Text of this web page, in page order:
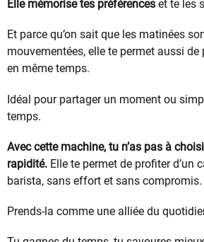
Elle mémorise tes préférences et te les
Et parce qu’on sait que les matinées
mouvementées, elle te permet aussi de
en même temps.
Idéal pour partager un moment ou
temps.
Avec cette machine, tu n’as pas à
rapidité. Elle te permet de profiter d’un
barista, sans effort et sans compromis.
Prends-la comme une alliée du